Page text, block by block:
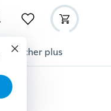
Afficher plus